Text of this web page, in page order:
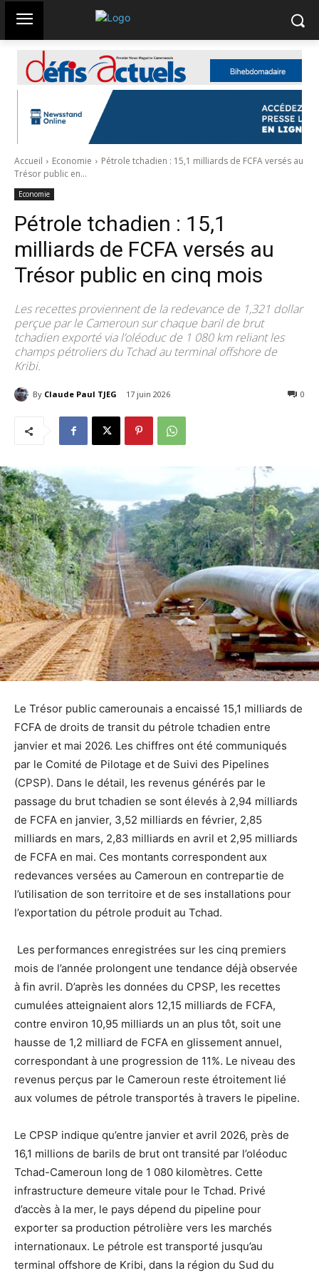
Accueil Economie
Pétrole tchadien : 15,1 milliards de FCFA versés au
Trésor public en...
Economie
Pétrole tchadien : 15,1
milliards de FCFA versés au
Trésor public en cinq mois
Les recettes proviennent de la redevance de 1,321 dollar
perçue par le Cameroun sur chaque baril de brut
tchadien exporté via l’oléoduc de 1 080 km reliant les
champs pétroliers du Tchad au terminal offshore de
Kribi.
By Claude Paul TJEG 17 juin 2026 0
Le Trésor public camerounais a encaissé 15,1 milliards de
FCFA de droits de transit du pétrole tchadien entre
janvier et mai 2026. Les chiffres ont été communiqués
par le Comité de Pilotage et de Suivi des Pipelines
(CPSP). Dans le détail, les revenus générés par le
passage du brut tchadien se sont élevés à 2,94 milliards
de FCFA en janvier, 3,52 milliards en février, 2,85
milliards en mars, 2,83 milliards en avril et 2,95 milliards
de FCFA en mai. Ces montants correspondent aux
redevances versées au Cameroun en contrepartie de
l’utilisation de son territoire et de ses installations pour
l’exportation du pétrole produit au Tchad.
Les performances enregistrées sur les cinq premiers
mois de l’année prolongent une tendance déjà observée
à fin avril. D’après les données du CPSP, les recettes
cumulées atteignaient alors 12,15 milliards de FCFA,
contre environ 10,95 milliards un an plus tôt, soit une
hausse de 1,2 milliard de FCFA en glissement annuel,
correspondant à une progression de 11%. Le niveau des
revenus perçus par le Cameroun reste étroitement lié
aux volumes de pétrole transportés à travers le pipeline.
Le CPSP indique qu’entre janvier et avril 2026, près de
16,1 millions de barils de brut ont transité par l’oléoduc
Tchad-Cameroun long de 1 080 kilomètres. Cette
infrastructure demeure vitale pour le Tchad. Privé
d’accès à la mer, le pays dépend du pipeline pour
exporter sa production pétrolière vers les marchés
internationaux. Le pétrole est transporté jusqu’au
terminal offshore de Kribi, dans la région du Sud du